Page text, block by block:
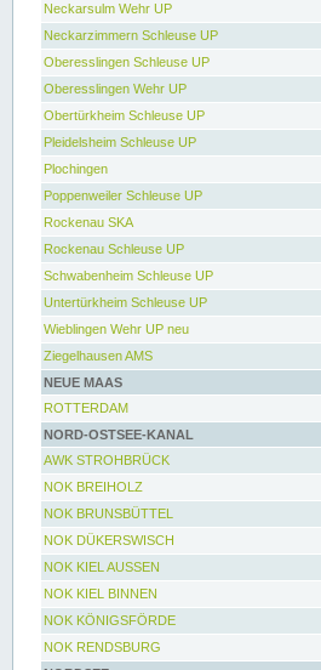
Neckarsulm Wehr UP
Neckarzimmern Schleuse UP
Oberesslingen Schleuse UP
Oberesslingen Wehr UP
Obertürkheim Schleuse UP
Pleidelsheim Schleuse UP
Plochingen
Poppenweiler Schleuse UP
Rockenau SKA
Rockenau Schleuse UP
Schwabenheim Schleuse UP
Untertürkheim Schleuse UP
Wieblingen Wehr UP neu
Ziegelhausen AMS
NEUE MAAS
ROTTERDAM
NORD-OSTSEE-KANAL
AWK STROHBRÜCK
NOK BREIHOLZ
NOK BRUNSBÜTTEL
NOK DÜKERSWISCH
NOK KIEL AUSSEN
NOK KIEL BINNEN
NOK KÖNIGSFÖRDE
NOK RENDSBURG